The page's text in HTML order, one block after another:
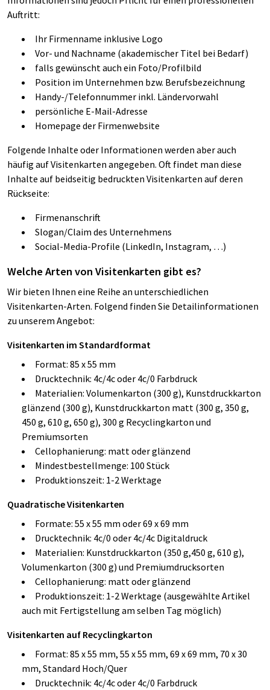
Auftritt:
Ihr Firmenname inklusive Logo
Vor- und Nachname (akademischer Titel bei Bedarf)
falls gewünscht auch ein Foto/Profilbild
Position im Unternehmen bzw. Berufsbezeichnung
Handy-/Telefonnummer inkl. Ländervorwahl
persönliche E-Mail-Adresse
Homepage der Firmenwebsite
Folgende Inhalte oder Informationen werden aber auch
häufig auf Visitenkarten angegeben. Oft findet man diese
Inhalte auf beidseitig bedruckten Visitenkarten auf deren
Rückseite:
Firmenanschrift
Slogan/Claim des Unternehmens
Social-Media-Profile (LinkedIn, Instagram, …)
Welche Arten von Visitenkarten gibt es?
Wir bieten Ihnen eine Reihe an unterschiedlichen
Visitenkarten-Arten. Folgend finden Sie Detailinformationen
zu unserem Angebot:
Visitenkarten im Standardformat
Format: 85 x 55 mm
Drucktechnik: 4c/4c oder 4c/0 Farbdruck
Materialien: Volumenkarton (300 g), Kunstdruckkarton
glänzend (300 g), Kunstdruckkarton matt (300 g, 350 g,
450 g, 610 g, 650 g), 300 g Recyclingkarton und
Premiumsorten
Cellophanierung: matt oder glänzend
Mindestbestellmenge: 100 Stück
Produktionszeit: 1-2 Werktage
Quadratische Visitenkarten
Formate: 55 x 55 mm oder 69 x 69 mm
Drucktechnik: 4c/0 oder 4c/4c Digitaldruck
Materialien: Kunstdruckkarton (350 g,450 g, 610 g),
Volumenkarton (300 g) und Premiumdrucksorten
Cellophanierung: matt oder glänzend
Produktionszeit: 1-2 Werktage (ausgewählte Artikel
auch mit Fertigstellung am selben Tag möglich)
Visitenkarten auf Recyclingkarton
Format: 85 x 55 mm, 55 x 55 mm, 69 x 69 mm, 70 x 30
mm, Standard Hoch/Quer
Drucktechnik: 4c/4c oder 4c/0 Farbdruck